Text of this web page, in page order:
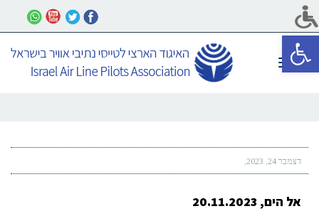
פתח סרגל נגישות
תפריט
דצמבר 24, 2023
אל הים, 20.11.2023